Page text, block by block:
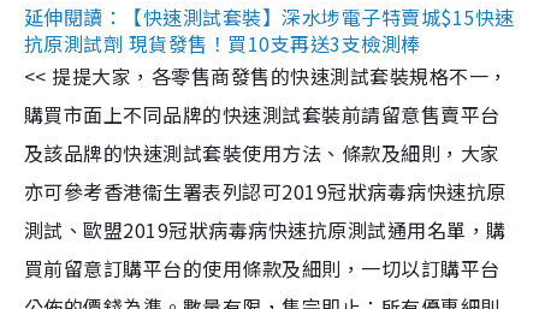
延伸閱讀：【快速測試套裝】深水埗電子特賣城$15快速
抗原測試劑 現貨發售！買10支再送3支檢測棒
<< 提提大家，各零售商發售的快速測試套裝規格不一，
購買市面上不同品牌的快速測試套裝前請留意售賣平台
及該品牌的快速測試套裝使用方法、條款及細則，大家
亦可參考香港衞生署表列認可2019冠狀病毒病快速抗原
測試、歐盟2019冠狀病毒病快速抗原測試通用名單，購
買前留意訂購平台的使用條款及細則，一切以訂購平台